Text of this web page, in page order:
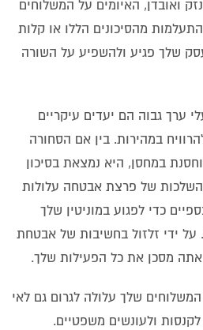
ואובדן, האיומים על המשלוחים
מהסיכונים הללו או קלות
שלך פגיע ולהשפיע על השורה
ערך גבוה הם יעדים עיקריים
במהירות. בין אם הסחורה
במחסן, היא נמצאת בסיכון
של פרצת אבטחה עלולות
כדי לפגוע במוניטין שלך
על ידי זלזול בחשיבות של אבטחת
מסכן את כל הפעילות שלך.
שלך עלולה לגרום גם לאי
ולעונשים משפטיים.